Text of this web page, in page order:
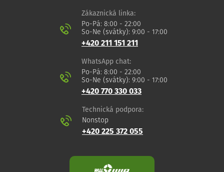
Zákaznická linka:
Po-Pá: 8:00 - 22:00
So-Ne (svátky): 9:00 - 17:00
+420 211 151 211
WhatsApp chat:
Po-Pá: 8:00 - 22:00
So-Ne (svátky): 9:00 - 17:00
+420 770 330 033
Technická podpora:
Nonstop
+420 225 372 055